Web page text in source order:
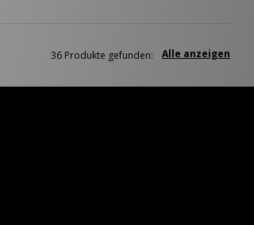
Alle anzeigen
36 Produkte gefunden: